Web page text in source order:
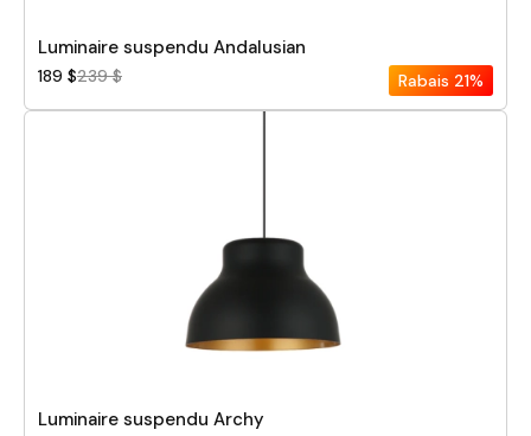
Luminaire suspendu Andalusian
189 $239 $ Rabais 21%
Luminaire suspendu Archy